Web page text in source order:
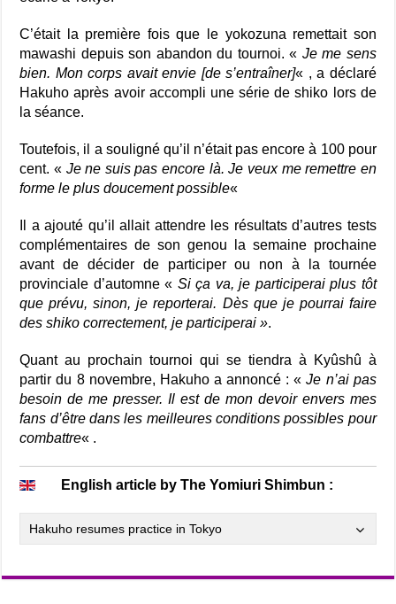
C’était la première fois que le yokozuna remettait son
mawashi depuis son abandon du tournoi. « Je me sens
bien. Mon corps avait envie [de s’entraîner]« , a déclaré
Hakuho après avoir accompli une série de shiko lors de
la séance.
Toutefois, il a souligné qu’il n’était pas encore à 100 pour
cent. « Je ne suis pas encore là. Je veux me remettre en
forme le plus doucement possible«
Il a ajouté qu’il allait attendre les résultats d’autres tests
complémentaires de son genou la semaine prochaine
avant de décider de participer ou non à la tournée
provinciale d’automne « Si ça va, je participerai plus tôt
que prévu, sinon, je reporterai. Dès que je pourrai faire
des shiko correctement, je participerai ».
Quant au prochain tournoi qui se tiendra à Kyûshû à
partir du 8 novembre, Hakuho a annoncé : «Je n’ai pas
besoin de me presser. Il est de mon devoir envers mes
fans d’être dans les meilleures conditions possibles pour
combattre« .
English article by The Yomiuri Shimbun :
Hakuho resumes practice in Tokyo